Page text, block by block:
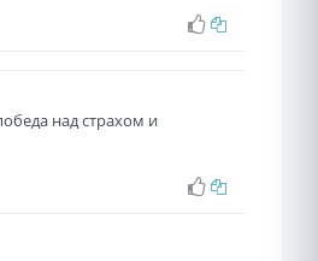
над страхом и